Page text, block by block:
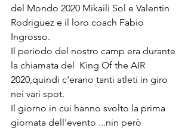
del Mondo 2020 Mikaili Sol e Valentin
Rodriguez e il loro coach Fabio
Ingrosso.
Il periodo del nostro camp era durante
la chiamata del  King Of the AIR
2020,quindi c'erano tanti atleti in giro
nei vari spot.
Il giorno in cui hanno svolto la prima
giornata dell'evento ...nin però